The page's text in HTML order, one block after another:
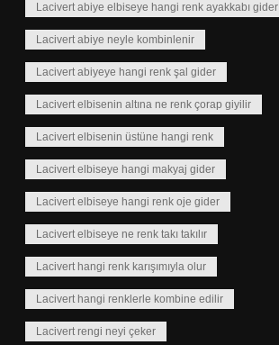
Lacivert abiye elbiseye hangi renk ayakkabı gider
Lacivert abiye neyle kombinlenir
Lacivert abiyeye hangi renk şal gider
Lacivert elbisenin altına ne renk çorap giyilir
Lacivert elbisenin üstüne hangi renk
Lacivert elbiseye hangi makyaj gider
Lacivert elbiseye hangi renk oje gider
Lacivert elbiseye ne renk takı takılır
Lacivert hangi renk karışımıyla olur
Lacivert hangi renklerle kombine edilir
Lacivert rengi neyi çeker